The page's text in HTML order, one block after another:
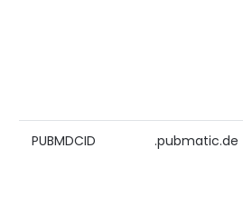
PUBMDCID .pubmatic.de